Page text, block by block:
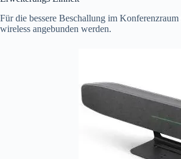
Für die bessere Beschallung im
wireless angebunden werden.